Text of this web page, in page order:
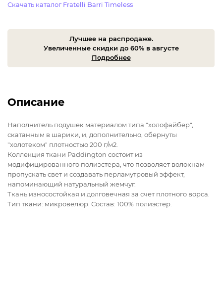
Скачать каталог Fratelli Barri Timeless
Лучшее на распродаже.
Увеличенные скидки до 60% в августе
Подробнее
Описание
Наполнитель подушек материалом типа "холофайбер",
скатанным в шарики, и, дополнительно, обернуты
"холотеком" плотностью 200 г/м2.
Коллекция ткани Paddington состоит из
модифицированного полиэстера, что позволяет волокнам
пропускать свет и создавать перламутровый эффект,
напоминающий натуральный жемчуг.
Ткань износостойкая и долговечная за счет плотного ворса.
Тип ткани: микровелюр. Состав: 100% полиэстер.